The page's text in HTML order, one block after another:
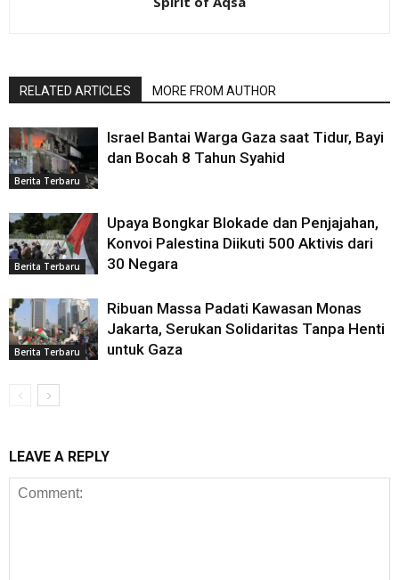
RELATED ARTICLES MORE FROM AUTHOR
Berita Terbaru
Israel Bantai Warga Gaza saat Tidur, Bayi
dan Bocah 8 Tahun Syahid
Berita Terbaru
Upaya Bongkar Blokade dan Penjajahan,
Konvoi Palestina Diikuti 500 Aktivis dari
30 Negara
Berita Terbaru
Ribuan Massa Padati Kawasan Monas
Jakarta, Serukan Solidaritas Tanpa Henti
untuk Gaza
LEAVE A REPLY